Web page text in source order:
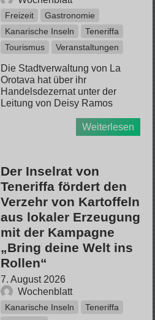
Freizeit
Gastronomie
Kanarische Inseln
Teneriffa
Tourismus
Veranstaltungen
Die Stadtverwaltung von La
Orotava hat über ihr
Handelsdezernat unter der
Leitung von Deisy Ramos
Weiterlesen
Der Inselrat von
Teneriffa fördert den
Verzehr von Kartoffeln
aus lokaler Erzeugung
mit der Kampagne
„Bring deine Welt ins
Rollen“
7. August 2026
Wochenblatt
Kanarische Inseln
Teneriffa